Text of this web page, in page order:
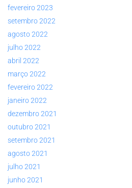
fevereiro 2023
setembro 2022
agosto 2022
julho 2022
abril 2022
março 2022
fevereiro 2022
janeiro 2022
dezembro 2021
outubro 2021
setembro 2021
agosto 2021
julho 2021
junho 2021